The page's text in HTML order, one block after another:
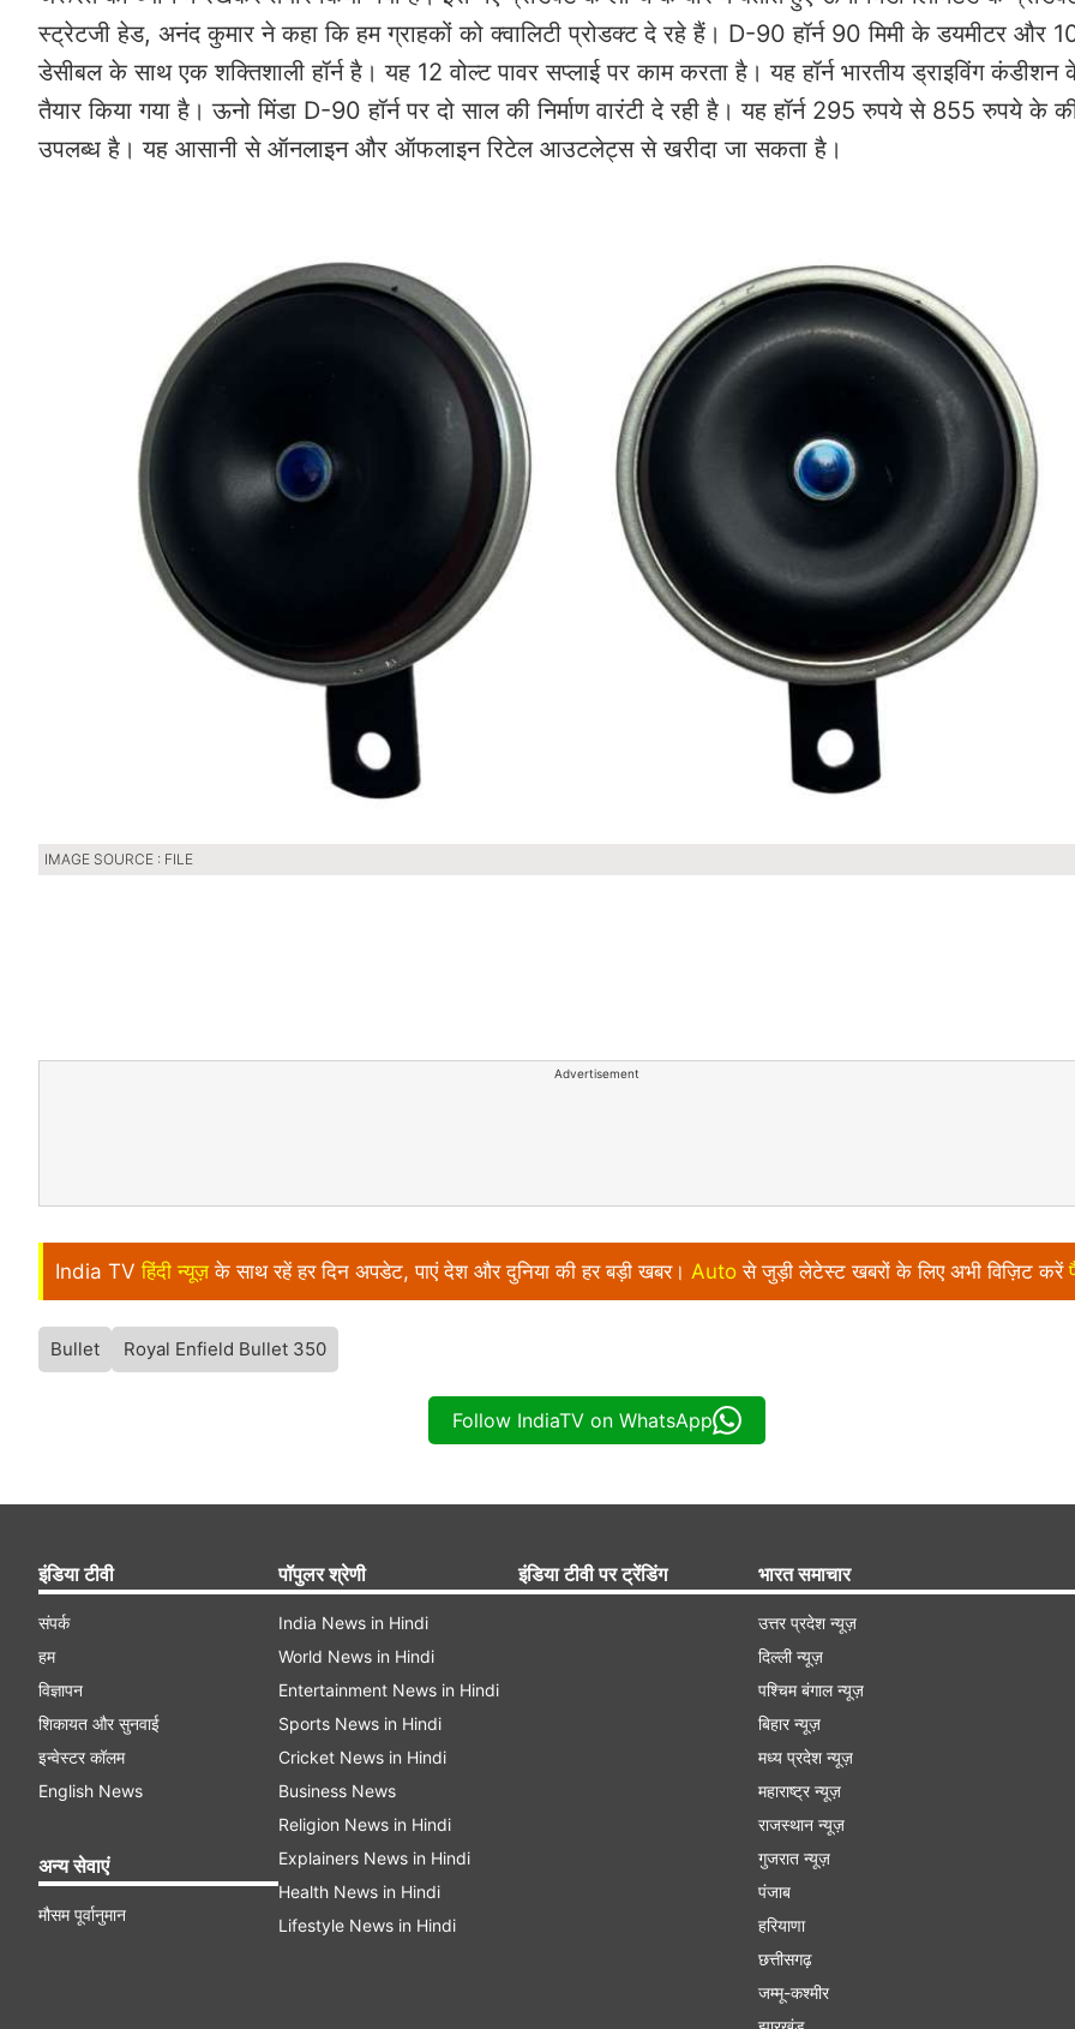
स्ट्रेटजी हेड, अनंद कुमार ने कहा कि हम ग्राहकों को क्वालिटी प्रोडक्ट दे रहे हैं। D-90 हॉर्न 90 मिमी के डयमीटर और
डेसीबल के साथ एक शक्तिशाली हॉर्न है। यह 12 वोल्ट पावर सप्लाई पर काम करता है। यह हॉर्न भारतीय ड्राइविंग कंडीशन
तैयार किया गया है। ऊनो मिंडा D-90 हॉर्न पर दो साल की निर्माण वारंटी दे रही है। यह हॉर्न 295 रुपये से 855 रुपये के
उपलब्ध है। यह आसानी से ऑनलाइन और ऑफलाइन रिटेल आउटलेट्स से खरीदा जा सकता है।
IMAGE SOURCE : FILE
Advertisement
India TV हिंदी न्यूज़ के साथ रहें हर दिन अपडेट, पाएं देश और दुनिया की हर बड़ी खबर। Auto से जुड़ी लेटेस्ट खबरों के लिए अभी विज़िट करें
Bullet Royal Enfield Bullet 350
Follow IndiaTV on WhatsApp
इंडिया टीवी
संपर्क
हम
विज्ञापन
शिकायत और सुनवाई
इन्वेस्टर कॉलम
English News
अन्य सेवाएं
मौसम पूर्वानुमान
पॉपुलर श्रेणी
India News in Hindi
World News in Hindi
Entertainment News in Hindi
Sports News in Hindi
Cricket News in Hindi
Business News
Religion News in Hindi
Explainers News in Hindi
Health News in Hindi
Lifestyle News in Hindi
इंडिया टीवी पर ट्रेंडिंग भारत समाचार
उत्तर प्रदेश न्यूज़
दिल्ली न्यूज़
पश्चिम बंगाल न्यूज़
बिहार न्यूज़
मध्य प्रदेश न्यूज़
महाराष्ट्र न्यूज़
राजस्थान न्यूज़
गुजरात न्यूज़
पंजाब
हरियाणा
छत्तीसगढ़
जम्मू-कश्मीर